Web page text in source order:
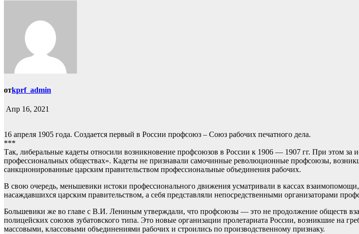
отkprf_admin
Апр 16, 2021
16 апреля 1905 года. Создается первый в России профсоюз – Союз рабочих печатного дела.
***
Так, либеральные кадеты относили возникновение профсоюзов в России к 1906 — 1907 гг. При этом
профессиональных обществах». Кадеты не признавали самочинные революционные профсоюзы,
санкционированные царским правительством профессиональные объединения рабочих.
В свою очередь, меньшевики истоки профессионального движения усматривали в кассах
насаждавшихся царским правительством, а себя представляли непосредственными организаторами
Большевики же во главе с В.И. Лениным утверждали, что профсоюзы — это не продолжение обществ
полицейских союзов зубатовского типа. Это новые организации пролетариата России, возникшие на
массовыми, классовыми объединениями рабочих и строились по производственному признаку.